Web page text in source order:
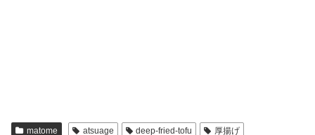
matome atsuage deep-fried-tofu 厚揚げ